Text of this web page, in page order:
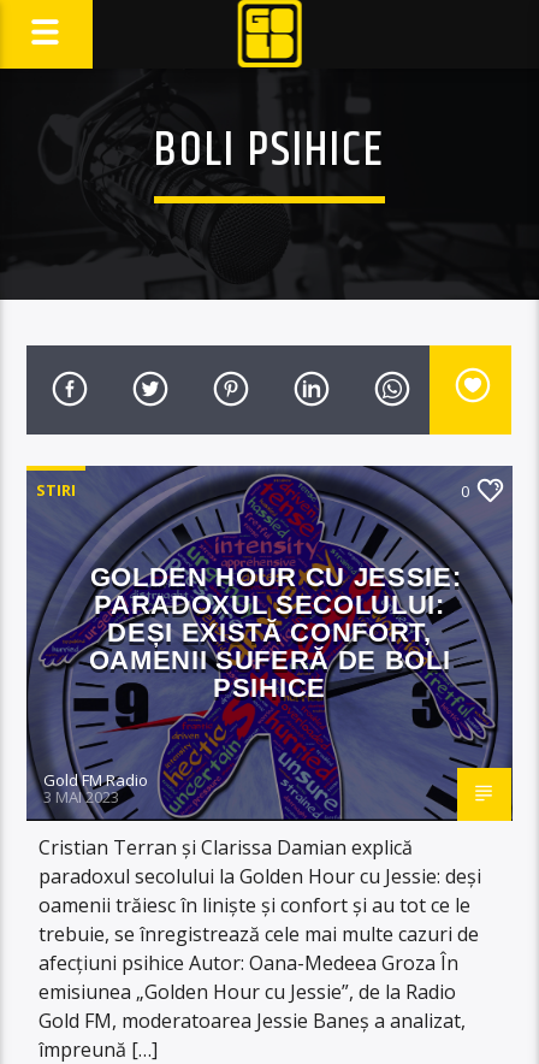
BOLI PSIHICE
STIRI 0
GOLDEN HOUR CU JESSIE:
PARADOXUL SECOLULUI:
DEȘI EXISTĂ CONFORT,
OAMENII SUFERĂ DE BOLI
PSIHICE
Gold FM Radio
3 MAI 2023
Cristian Terran și Clarissa Damian explică
paradoxul secolului la Golden Hour cu Jessie: deși
oamenii trăiesc în liniște și confort și au tot ce le
trebuie, se înregistrează cele mai multe cazuri de
afecțiuni psihice Autor: Oana-Medeea Groza În
emisiunea „Golden Hour cu Jessie”, de la Radio
Gold FM, moderatoarea Jessie Baneș a analizat,
împreună […]